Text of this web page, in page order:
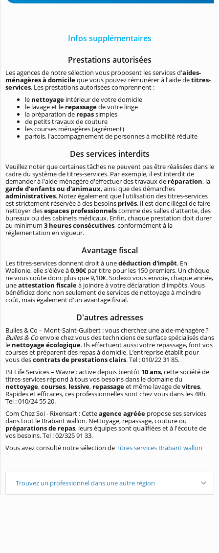
Infos supplémentaires
Prestations autorisées
Les agences de notre sélection vous proposent les services d'aides-
ménagères à domicileque vous pouvez rémunérer à l'aide detitres-
services. Les prestations autorisées comprennent :
le nettoyage intérieur de votre domicile
le lavage et le repassagede votre linge
la préparation de repassimples
de petits travaux de couture
les courses ménagères (agrément)
parfois, l'accompagnement de personnes à mobilité réduite
Des services interdits
Veuillez noter que certaines tâches ne peuvent pas être réalisées dans le
cadre du système de titres-services. Par exemple, il est interdit de
demander à l'aide-ménagère d'effectuer des travaux de réparation, la
garde d'enfants ou d'animaux, ainsi que des démarches
administratives. Notez également que l'utilisation des titres-services
est strictement réservée à des besoins privés. Il est donc illégal de faire
nettoyer desespaces professionnelscomme des salles d'attente, des
bureaux ou des cabinets médicaux. Enfin, chaque prestation doit durer
au minimum 3 heures consécutives, conformément à la
réglementation en vigueur.
Avantage fiscal
Les titres-services donnent droit à unedéduction d'impôt. En
Wallonie, elle s'élève à0,90€par titre pour les 150 premiers. Un chèque
ne vous coûte donc plus que 9,10€. Sodexo vous envoie, chaque année,
uneattestation fiscaleà joindre à votre déclaration d'impôts. Vous
bénéficiez donc non seulement de services de nettoyage à moindre
coût, mais également d'un avantage fiscal.
D'autres adresses
Bulles & Co – Mont-Saint-Guibert : vous cherchez une aide-ménagère ?
Bulles & Coenvoie chez vous des techniciens de surface spécialisés dans
le nettoyage écologique. Ils effectuent aussi votre repassage, font vos
courses et préparent des repas à domicile. L’entreprise établit pour
vous descontrats de prestations clairs. Tel : 010/22 31 85.
ISI Life Services – Wavre : active depuis bientôt 10 ans, cette société de
titres-services répond à tous vos besoins dans le domaine du
nettoyage,courses, lessive, repassageet même lavage devitres.
Rapides et efficaces, ces professionnelles sont chez vous dans les 48h.
Tel : 010/24 55 20.
Com Chez Soi - Rixensart : Cetteagence agréée propose ses services
dans tout le Brabant wallon. Nettoyage, repassage, couture ou
préparations de repas, leurs équipes sont qualifiées et à l'écoute de
vos besoins. Tel : 02/325 91 33.
Vous avez consulté notre sélection deTitres services Brabant wallon
Trouvez un professionnel dans une autre région